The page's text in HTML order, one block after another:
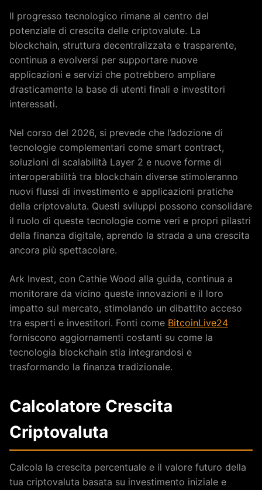
Il progresso tecnologico rimane al centro del
potenziale di crescita delle criptovalute. La
blockchain, struttura decentralizzata e trasparente,
continua a evolversi per supportare nuove
applicazioni e servizi che potrebbero ampliare
drasticamente la base di utenti finali e investitori
interessati.
Nel corso del 2026, si prevede che l’adozione di
tecnologie complementari come smart contract,
soluzioni di scalabilità Layer 2 e nuove forme di
interoperabilità tra blockchain diverse stimoleranno
nuovi flussi di investimento e applicazioni pratiche
della criptovaluta. Questi sviluppi possono consolidare
il ruolo di queste tecnologie come veri e propri pilastri
della finanza digitale, aprendo la strada a una crescita
ancora più spettacolare.
Ark Invest, con Cathie Wood alla guida, continua a
monitorare da vicino queste innovazioni e il loro
impatto sul mercato, stimolando un dibattito acceso
tra esperti e investitori. Fonti come BitcoinLive24
forniscono aggiornamenti costanti su come la
tecnologia blockchain stia integrandosi e
trasformando la finanza tradizionale.
Calcolatore Crescita
Criptovaluta
Calcola la crescita percentuale e il valore futuro della
tua criptovaluta basata su investimento iniziale e